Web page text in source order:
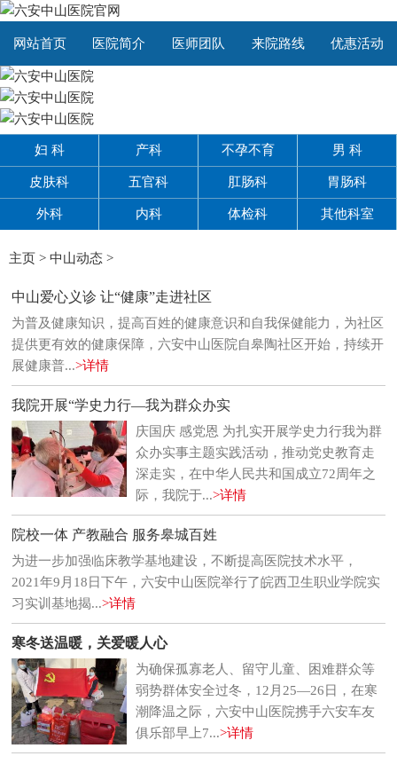
网站首页 医院简介 医师团队 来院路线 优惠活动
妇 科 产科 不孕不育 男 科
皮肤科 五官科 肛肠科 胃肠科
外科 内科 体检科 其他科室
主页 > 中山动态 >
中山爱心义诊 让“健康”走进社区
为普及健康知识，提高百姓的健康意识和自我保健能力，为社区
提供更有效的健康保障，六安中山医院自皋陶社区开始，持续开
展健康普...>详情
我院开展“学史力行—我为群众办实
庆国庆 感党恩 为扎实开展学史力行我为群
众办实事主题实践活动，推动党史教育走
深走实，在中华人民共和国成立72周年之
际，我院于...>详情
院校一体 产教融合 服务皋城百姓
为进一步加强临床教学基地建设，不断提高医院技术水平，
2021年9月18日下午，六安中山医院举行了皖西卫生职业学院实
习实训基地揭...>详情
寒冬送温暖，关爱暖人心
为确保孤寡老人、留守儿童、困难群众等
弱势群体安全过冬，12月25—26日，在寒
潮降温之际，六安中山医院携手六安车友
俱乐部早上7...>详情